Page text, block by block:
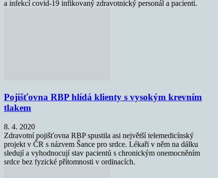
a infekcí covid-19 infikovaný zdravotnický personál a pacienti.
Pojišťovna RBP hlídá klienty s vysokým krevním
tlakem
8. 4. 2020
Zdravotní pojišťovna RBP spustila asi největší telemedicínský
projekt v ČR s názvem Šance pro srdce. Lékaři v něm na dálku
sledují a vyhodnocují stav pacientů s chronickým onemocněním
srdce bez fyzické přítomnosti v ordinacích.